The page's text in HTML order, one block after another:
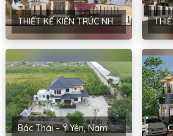
THIẾT KẾ KIẾN TRÚC NHÀ MÁI NHẬT PHONG CÁCH HIỆN ĐẠI TẠI HÀ NỘI – ANH MẠNH
Bác Thái – Ý Yên, Nam Định